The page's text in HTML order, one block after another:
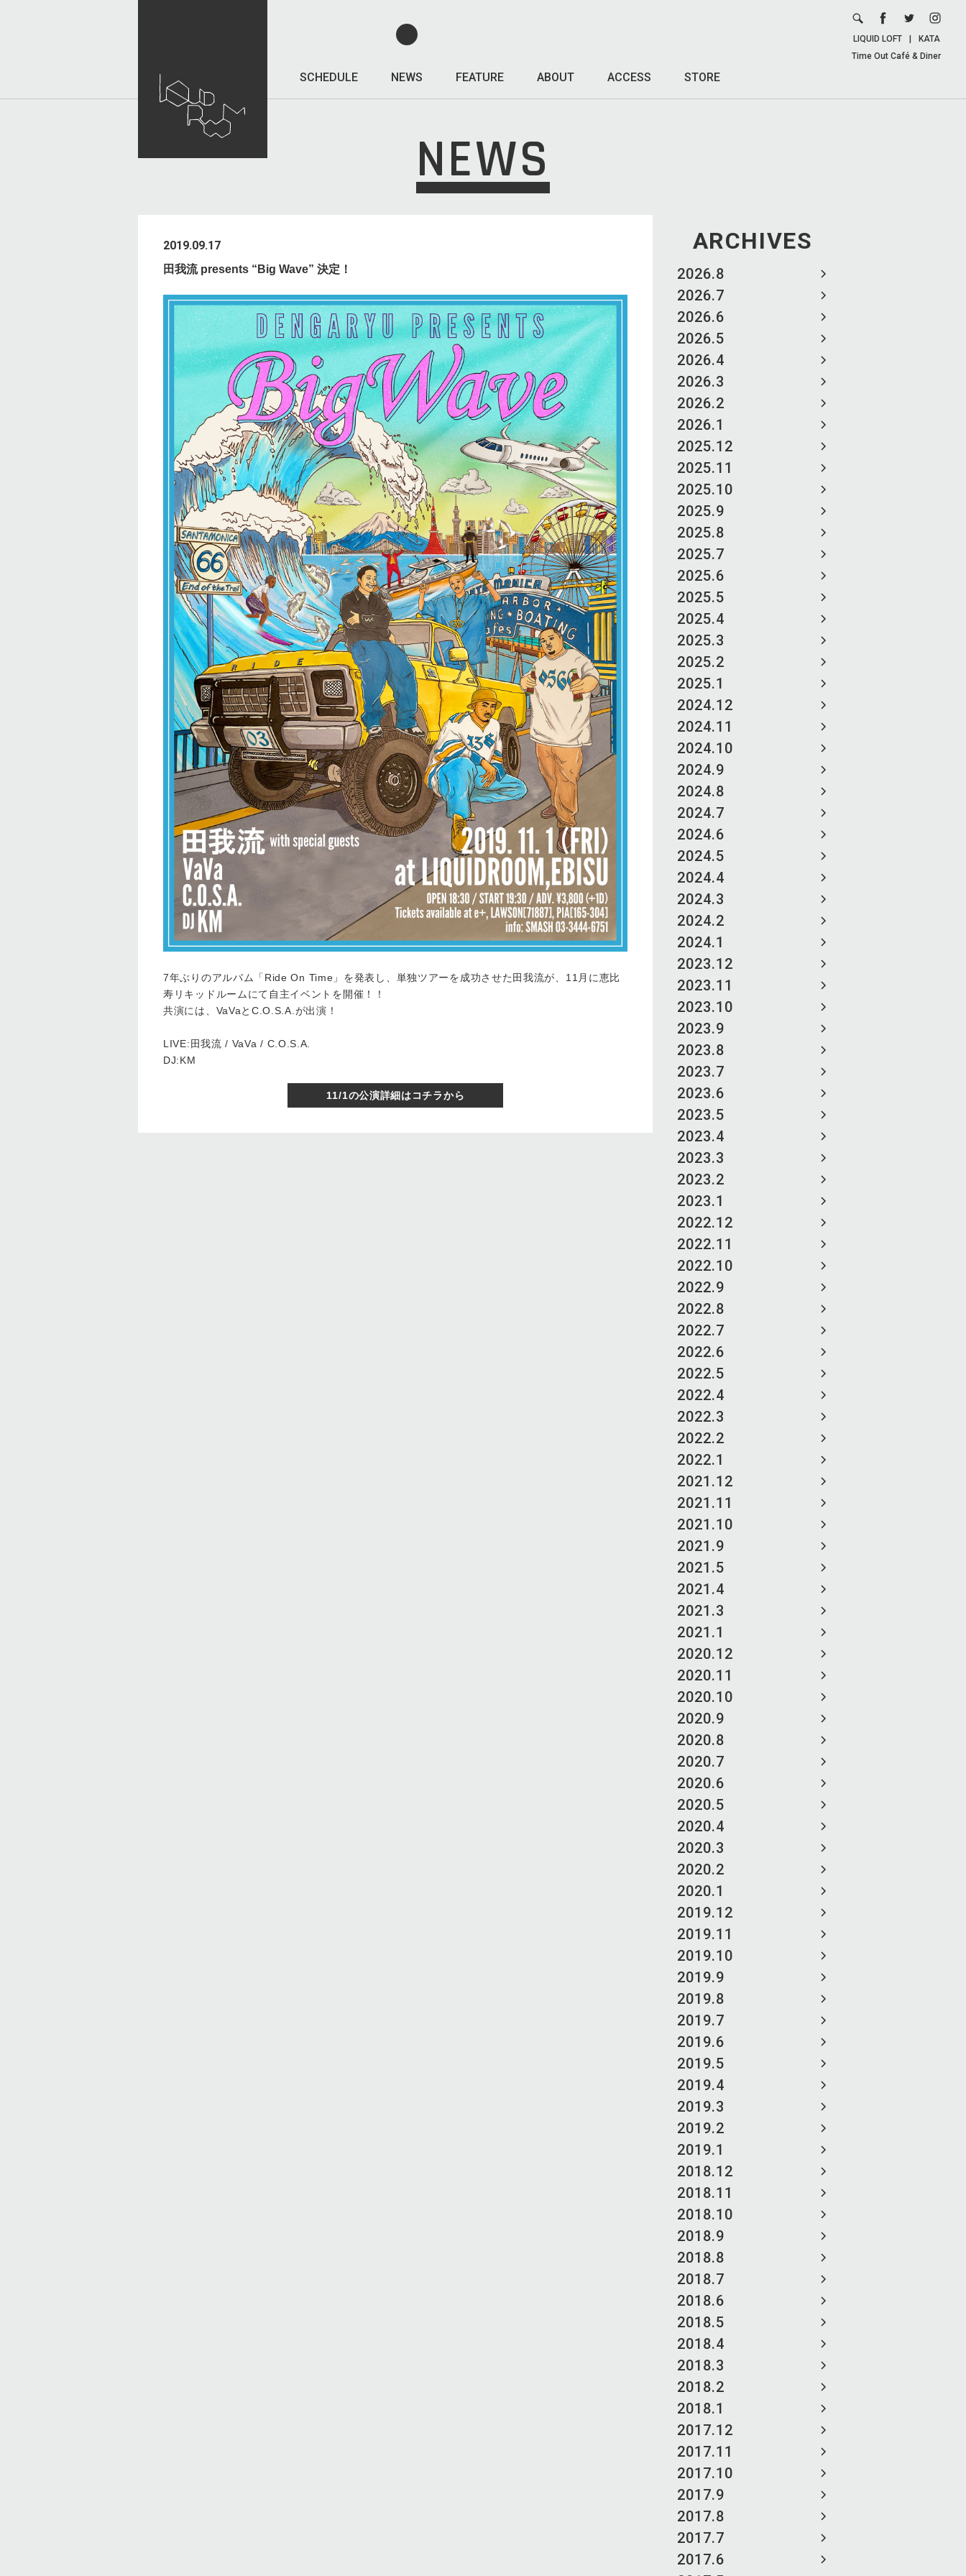
SCHEDULE NEWS FEATURE ABOUT ACCESS STORE
LIQUID LOFT
KATA
Time Out Café & Diner
NEWS
ARCHIVES
2026.8
2026.7
2026.6
2026.5
2026.4
2026.3
2026.2
2026.1
2025.12
2025.11
2025.10
2025.9
2025.8
2025.7
2025.6
2025.5
2025.4
2025.3
2025.2
2025.1
2024.12
2024.11
2024.10
2024.9
2024.8
2024.7
2024.6
2024.5
2024.4
2024.3
2024.2
2024.1
2023.12
2023.11
2023.10
2023.9
2023.8
2023.7
2023.6
2023.5
2023.4
2023.3
2023.2
2023.1
2022.12
2022.11
2022.10
2022.9
2022.8
2022.7
2022.6
2022.5
2022.4
2022.3
2022.2
2022.1
2021.12
2021.11
2021.10
2021.9
2021.5
2021.4
2021.3
2021.1
2020.12
2020.11
2020.10
2020.9
2020.8
2020.7
2020.6
2020.5
2020.4
2020.3
2020.2
2020.1
2019.12
2019.11
2019.10
2019.9
2019.8
2019.7
2019.6
2019.5
2019.4
2019.3
2019.2
2019.1
2018.12
2018.11
2018.10
2018.9
2018.8
2018.7
2018.6
2018.5
2018.4
2018.3
2018.2
2018.1
2017.12
2017.11
2017.10
2017.9
2017.8
2017.7
2017.6
2019.09.17
田我流 presents “Big Wave” 決定！
7年ぶりのアルバム「Ride On Time」を発表し、単独ツアーを成功させた田我流が、11月に恵比
寿リキッドルームにて自主イベントを開催！！
共演には、VaVaとC.O.S.A.が出演！
LIVE:田我流 / VaVa / C.O.S.A.
DJ:KM
11/1の公演詳細はコチラから